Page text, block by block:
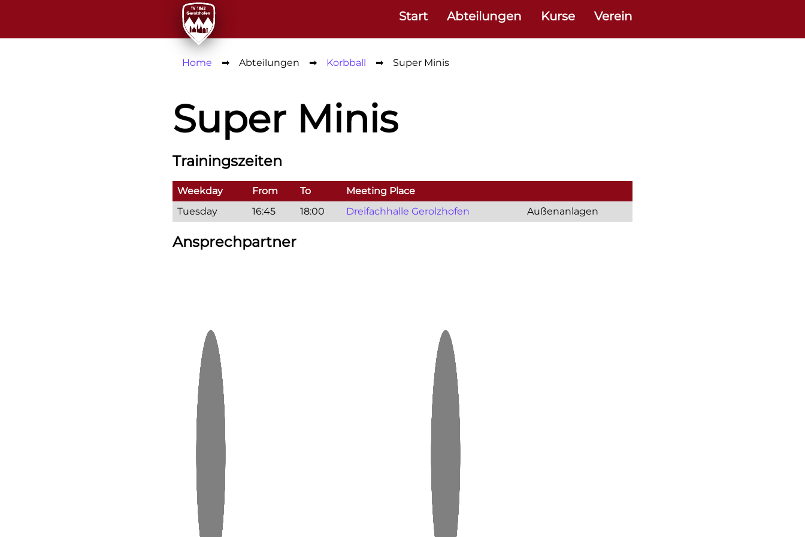
Start Abteilungen Kurse Verein
Home ➡ Abteilungen ➡ Korbball ➡ Super Minis
Super Minis
Trainingszeiten
Weekday From To
Meeting Place
Tuesday
16:45 18:00 Dreifachhalle Gerolzhofen Außenanlagen
Ansprechpartner